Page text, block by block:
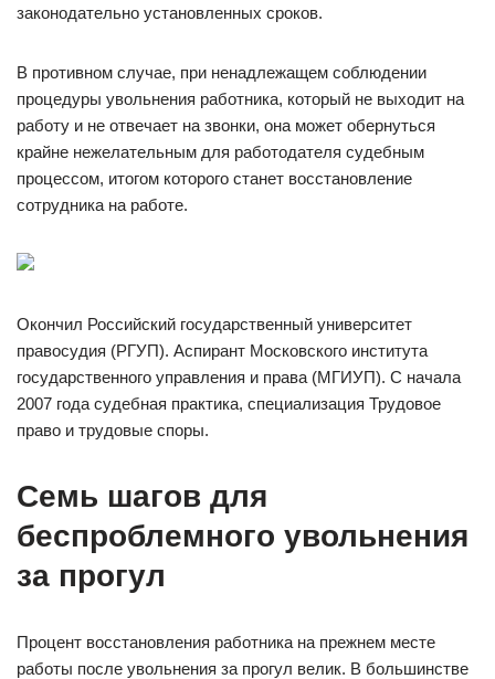
законодательно установленных сроков.
В противном случае, при ненадлежащем соблюдении
процедуры увольнения работника, который не выходит на
работу и не отвечает на звонки, она может обернуться
крайне нежелательным для работодателя судебным
процессом, итогом которого станет восстановление
сотрудника на работе.
Окончил Российский государственный университет
правосудия (РГУП). Аспирант Московского института
государственного управления и права (МГИУП). С начала
2007 года судебная практика, специализация Трудовое
право и трудовые споры.
Семь шагов для
беспроблемного увольнения
за прогул
Процент восстановления работника на прежнем месте
работы после увольнения за прогул велик. В большинстве